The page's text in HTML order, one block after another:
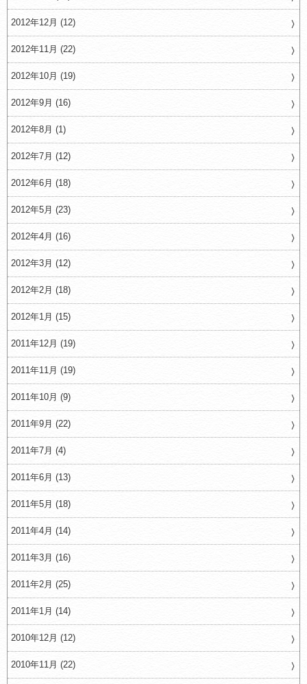
2012年12月 (12)
2012年11月 (22)
2012年10月 (19)
2012年9月 (16)
2012年8月 (1)
2012年7月 (12)
2012年6月 (18)
2012年5月 (23)
2012年4月 (16)
2012年3月 (12)
2012年2月 (18)
2012年1月 (15)
2011年12月 (19)
2011年11月 (19)
2011年10月 (9)
2011年9月 (22)
2011年7月 (4)
2011年6月 (13)
2011年5月 (18)
2011年4月 (14)
2011年3月 (16)
2011年2月 (25)
2011年1月 (14)
2010年12月 (12)
2010年11月 (22)